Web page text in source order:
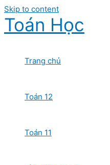
Skip to content
Toán Học
Trang chủ
Toán 12
Toán 11